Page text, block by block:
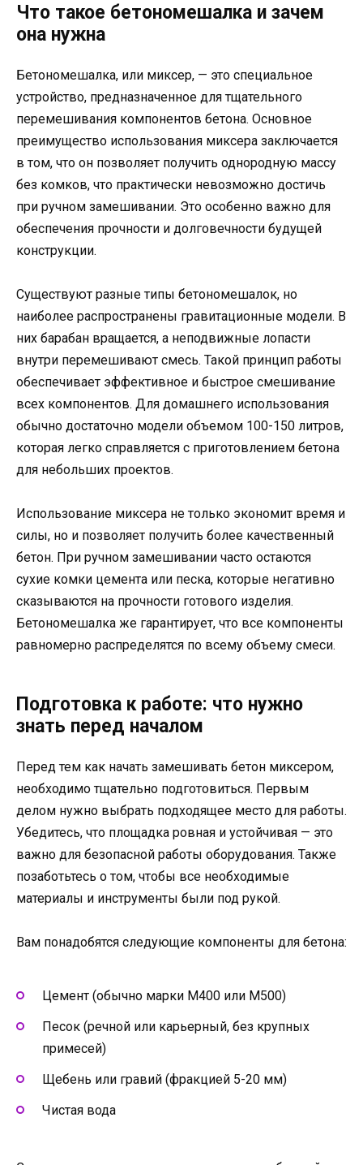
Что такое бетономешалка и зачем
она нужна
Бетономешалка, или миксер, — это специальное
устройство, предназначенное для тщательного
перемешивания компонентов бетона. Основное
преимущество использования миксера заключается
в том, что он позволяет получить однородную массу
без комков, что практически невозможно достичь
при ручном замешивании. Это особенно важно для
обеспечения прочности и долговечности будущей
конструкции.
Существуют разные типы бетономешалок, но
наиболее распространены гравитационные модели. В
них барабан вращается, а неподвижные лопасти
внутри перемешивают смесь. Такой принцип работы
обеспечивает эффективное и быстрое смешивание
всех компонентов. Для домашнего использования
обычно достаточно модели объемом 100-150 литров,
которая легко справляется с приготовлением бетона
для небольших проектов.
Использование миксера не только экономит время и
силы, но и позволяет получить более качественный
бетон. При ручном замешивании часто остаются
сухие комки цемента или песка, которые негативно
сказываются на прочности готового изделия.
Бетономешалка же гарантирует, что все компоненты
равномерно распределятся по всему объему смеси.
Подготовка к работе: что нужно
знать перед началом
Перед тем как начать замешивать бетон миксером,
необходимо тщательно подготовиться. Первым
делом нужно выбрать подходящее место для работы.
Убедитесь, что площадка ровная и устойчивая — это
важно для безопасной работы оборудования. Также
позаботьтесь о том, чтобы все необходимые
материалы и инструменты были под рукой.
Вам понадобятся следующие компоненты для бетона:
Цемент (обычно марки М400 или М500)
Песок (речной или карьерный, без крупных
примесей)
Щебень или гравий (фракцией 5-20 мм)
Чистая вода